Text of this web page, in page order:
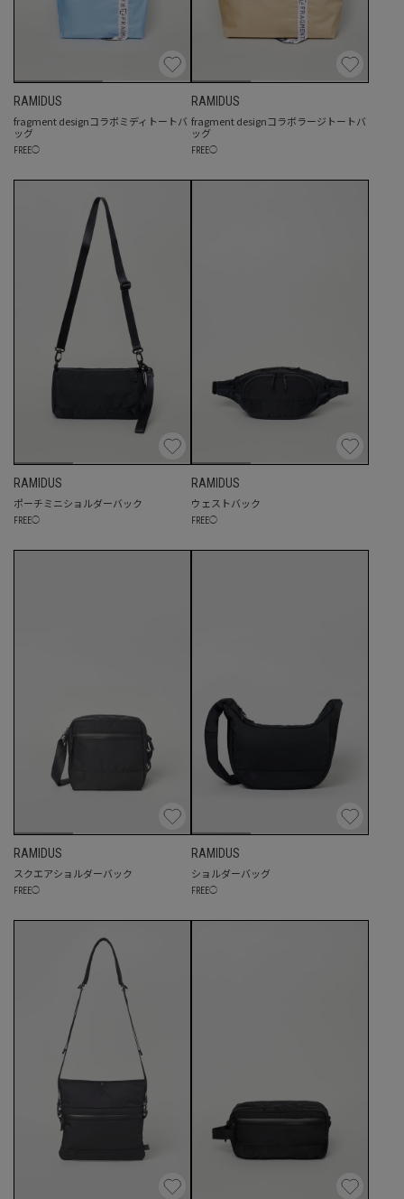
RAMIDUS
fragment designコラボミディトートバ
ッグ
FREE◯
RAMIDUS
fragment designコラボラージトートバ
ッグ
FREE◯
RAMIDUS
ポーチミニショルダーバック
FREE◯
RAMIDUS
ウェストバック
FREE◯
RAMIDUS
スクエアショルダーバック
FREE◯
RAMIDUS
ショルダーバッグ
FREE◯